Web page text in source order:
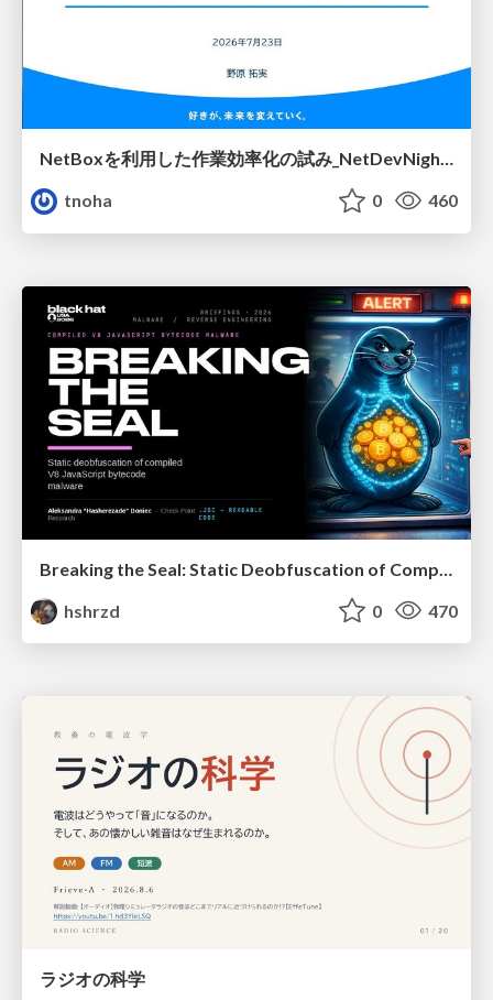
NetBoxを利用した作業効率化の試み_NetDevNight4
tnoha
0 460
hshrzd
0 470
ラジオの科学